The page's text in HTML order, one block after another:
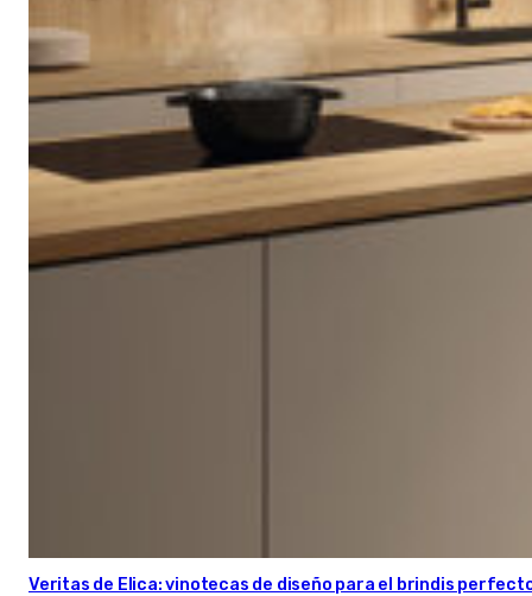
Veritas de Elica: vinotecas de diseño para el brindis